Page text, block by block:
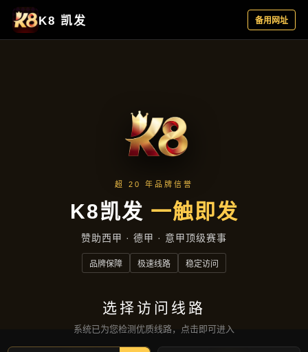
产品汇总
首页 产品汇总